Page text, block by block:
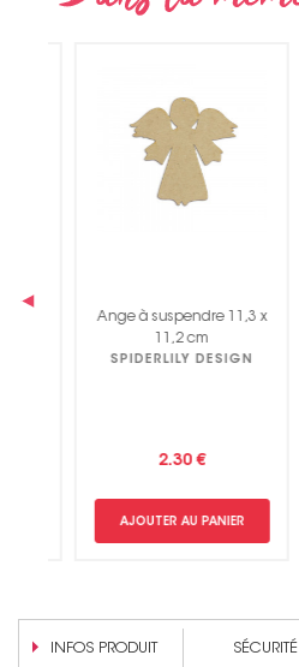
Ange à suspendre 11,3 x
11,2 cm
SPIDERLILY DESIGN
2.30 €
AJOUTER AU PANIER
‹
INFOS PRODUIT SÉCURITÉ